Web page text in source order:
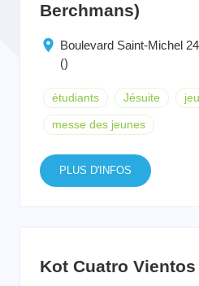
Berchmans)
Boulevard Saint-Michel
()
étudiants Jésuite
messe des jeunes
PLUS D'INFOS
Kot Cuatro Vientos